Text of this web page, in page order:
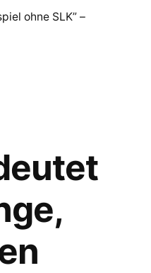
ohne SLK” –